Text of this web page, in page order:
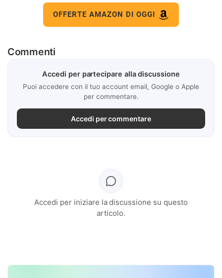
OFFERTE AMAZON DI OGGI
Commenti
Accedi per partecipare alla discussione
Puoi accedere con il tuo account email, Google o Apple
per commentare.
Accedi per commentare
Accedi per iniziare la discussione su questo
articolo.